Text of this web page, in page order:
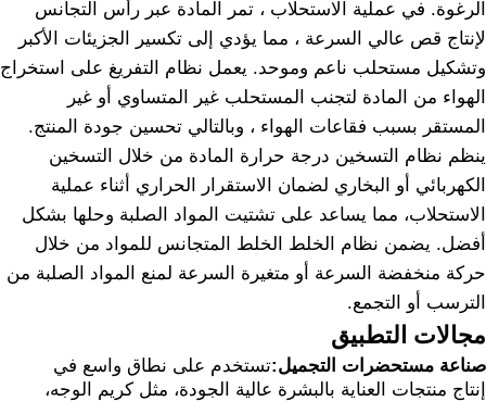
الرغوة. في عملية الاستحلاب ، تمر المادة عبر رأس التجانس
لإنتاج قص عالي السرعة ، مما يؤدي إلى تكسير الجزيئات الأكبر
وتشكيل مستحلب ناعم وموحد. يعمل نظام التفريغ على استخراج
الهواء من المادة لتجنب المستحلب غير المتساوي أو غير
المستقر بسبب فقاعات الهواء ، وبالتالي تحسين جودة المنتج.
ينظم نظام التسخين درجة حرارة المادة من خلال التسخين
الكهربائي أو البخاري لضمان الاستقرار الحراري أثناء عملية
الاستحلاب، مما يساعد على تشتيت المواد الصلبة وحلها بشكل
أفضل. يضمن نظام الخلط الخلط المتجانس للمواد من خلال
حركة منخفضة السرعة أو متغيرة السرعة لمنع المواد الصلبة من
الترسب أو التجمع.
مجالات التطبيق
صناعة مستحضرات التجميل:تستخدم على نطاق واسع في
إنتاج منتجات العناية بالبشرة عالية الجودة، مثل كريم الوجه،